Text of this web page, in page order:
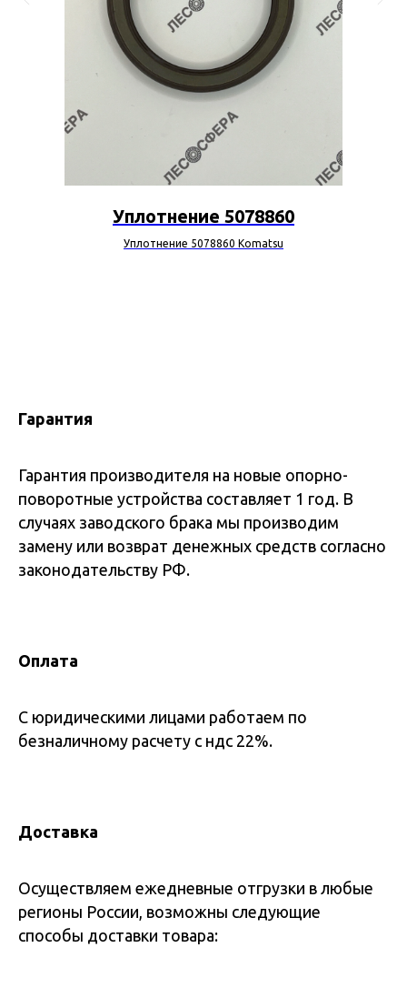
Уплотнение 5078860
Уплотнение 5078860 Komatsu
Гарантия
Гарантия производителя на новые опорно-
поворотные устройства составляет 1 год. В
случаях заводского брака мы производим
замену или возврат денежных средств согласно
законодательству РФ.
Оплата
С юридическими лицами работаем по
безналичному расчету с ндс 22%.
Доставка
Осуществляем ежедневные отгрузки в любые
регионы России, возможны следующие
способы доставки товара: